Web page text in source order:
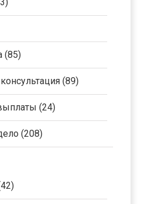
(85)
(89)
(24)
(208)